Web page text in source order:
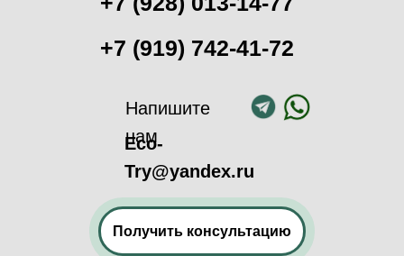
+7 (919) 742-41-72
Eco-
Try@yandex.ru
Получить консультацию
Напишите
нам